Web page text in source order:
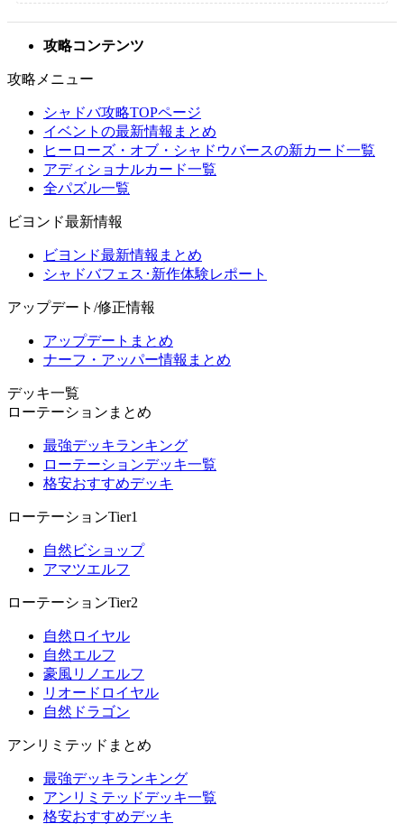
攻略コンテンツ
攻略メニュー
シャドバ攻略TOPページ
イベントの最新情報まとめ
ヒーローズ・オブ・シャドウバースの新カード一覧
アディショナルカード一覧
全パズル一覧
ビヨンド最新情報
ビヨンド最新情報まとめ
シャドバフェス･新作体験レポート
アップデート/修正情報
アップデートまとめ
ナーフ・アッパー情報まとめ
デッキ一覧
ローテーションまとめ
最強デッキランキング
ローテーションデッキ一覧
格安おすすめデッキ
ローテーションTier1
自然ビショップ
アマツエルフ
ローテーションTier2
自然ロイヤル
自然エルフ
豪風リノエルフ
リオードロイヤル
自然ドラゴン
アンリミテッドまとめ
最強デッキランキング
アンリミテッドデッキ一覧
格安おすすめデッキ